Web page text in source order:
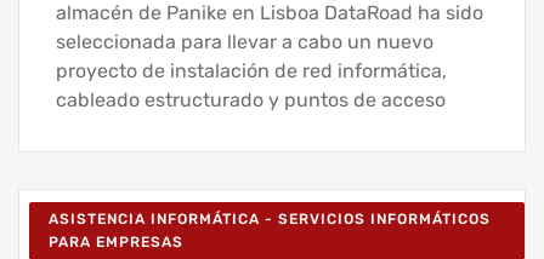
almacén de Panike en Lisboa DataRoad ha sido
seleccionada para llevar a cabo un nuevo
proyecto de instalación de red informática,
cableado estructurado y puntos de acceso
ASISTENCIA INFORMÁTICA - SERVICIOS INFORMÁTICOS
PARA EMPRESAS